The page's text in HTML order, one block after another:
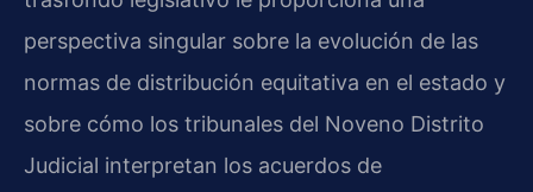
perspectiva singular sobre la evolución de las
normas de distribución equitativa en el estado y
sobre cómo los tribunales del Noveno Distrito
Judicial interpretan los acuerdos de